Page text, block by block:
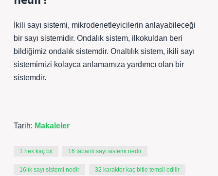
İkili sayı sistemi, mikrodenetleyicilerin anlayabileceği
bir sayı sistemidir. Ondalık sistem, ilkokuldan beri
bildiğimiz ondalık sistemdir. Onaltılık sistem, ikili sayı
sistemimizi kolayca anlamamıza yardımcı olan bir
sistemdir.
Tarih: Makaleler
1 hex kaç bit 16 tabanlı sayı sistemi nedir
16lık sayı sistemi nedir 32 karakter kaç bitle temsil edilir